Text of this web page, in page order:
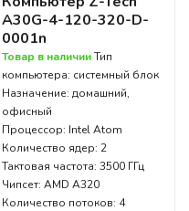
A30G-4-120-320-D-
0001n
Товар в наличииТип
компьютера: системный блок
Назначение: домашний,
офисный
Процессор: Intel Atom
Количество ядер: 2
Тактовая частота: 3500 ГГц
Чипсет: AMD A320
Количество потоков: 4